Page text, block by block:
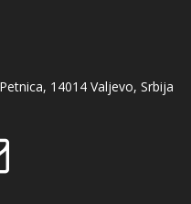
14014 Valjevo, Srbija